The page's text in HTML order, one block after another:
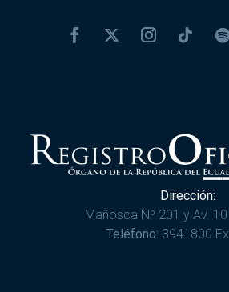
Dirección:
Mañosca Nº 201 y Av.
Teléfono: 3941800